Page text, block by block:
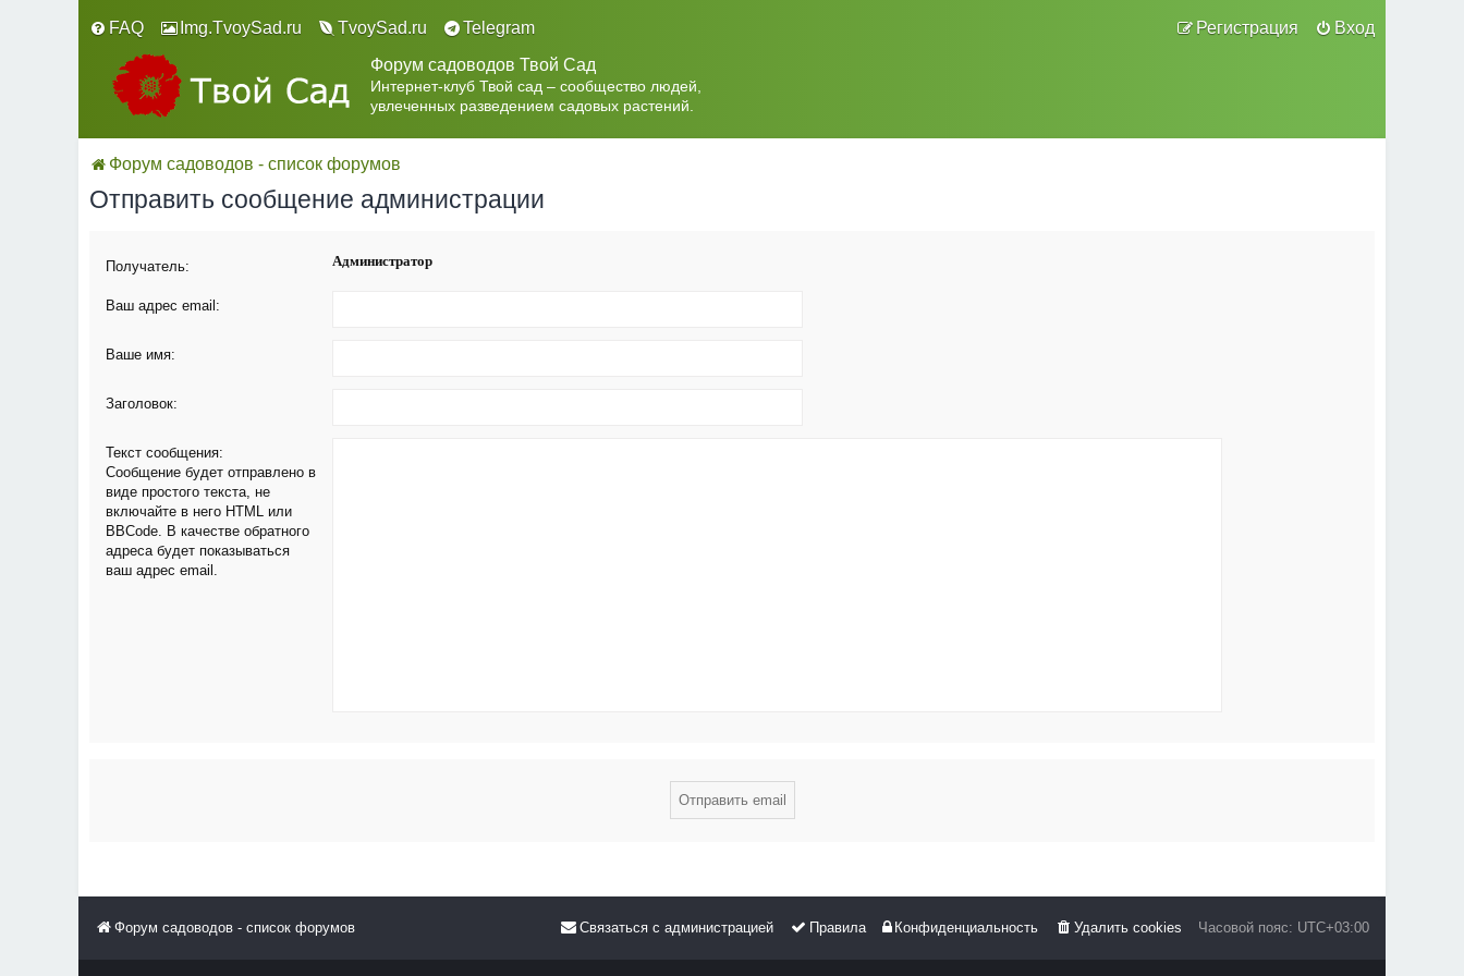
FAQ Вход
Регистрация
Img.TvoySad.ru TvoySad.ru
Telegram
Форум садоводов Твой Сад
Интернет-клуб Твой сад – сообщество людей,
увлеченных разведением садовых растений.
Форум садоводов - список форумов
Отправить сообщение администрации
Получатель: Администратор
Ваш адрес email:
Ваше имя:
Заголовок:
Текст сообщения:
Сообщение будет отправлено в
виде простого текста, не
включайте в него HTML или
BBCode. В качестве обратного
адреса будет показываться
ваш адрес email.
Форум садоводов - список форумов Часовой пояс: UTC+03:00
Удалить cookies
Конфиденциальность
Правила
Связаться с администрацией